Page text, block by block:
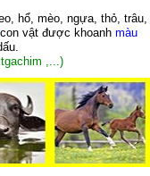
hổ, mèo, ngựa, thỏ, trâu,
con vật được khoanh màu
,...)